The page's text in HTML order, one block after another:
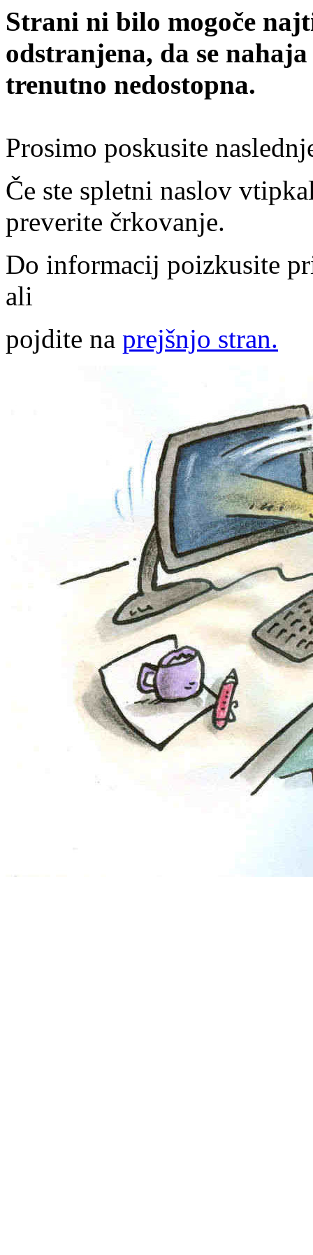
Strani ni bilo mogoče
odstranjena, da se
trenutno nedostopna.
Prosimo poskusite
Če ste spletni naslov
preverite črkovanje.
Do informacij poizkusite
ali
pojdite na prejšnjo stran.